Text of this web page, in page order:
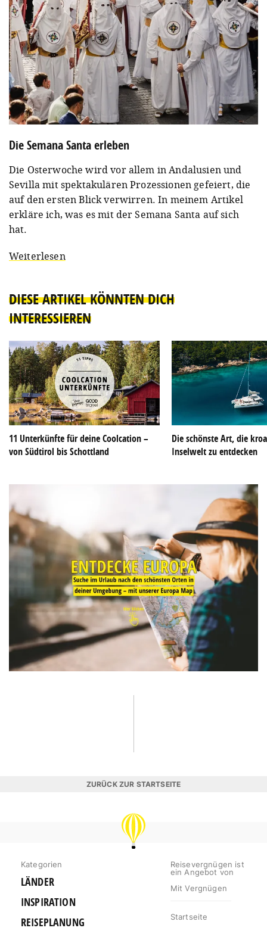
Die Semana Santa erleben
Die Osterwoche wird vor allem in Andalusien und
Sevilla mit spektakulären Prozessionen gefeiert, die
auf den ersten Blick verwirren. In meinem Artikel
erkläre ich, was es mit der Semana Santa auf sich
hat.
Weiterlesen
DIESE ARTIKEL KÖNNTEN DICH
INTERESSIEREN
11 Unterkünfte für deine Coolcation –
von Südtirol bis Schottland
Die schönste Art, die
Inselwelt zu entdecken
ZURÜCK ZUR STARTSEITE
REISEVERGNÜGEN
Kategorien
LÄNDER
INSPIRATION
REISEPLANUNG
Reisevergnügen ist
ein Angebot von
Mit Vergnügen
Startseite